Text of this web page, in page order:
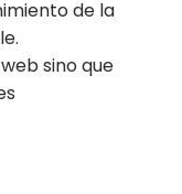
de la
sino que